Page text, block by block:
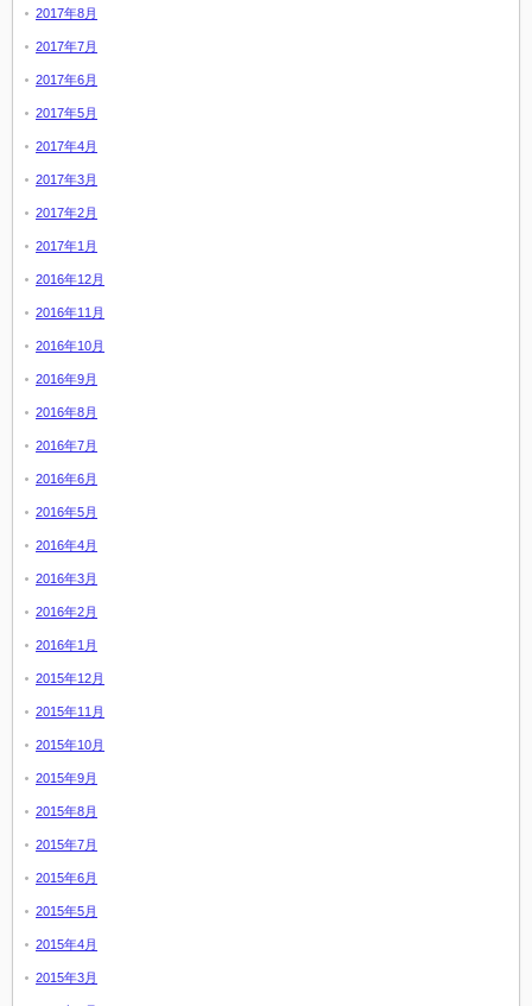
2017年8月
2017年7月
2017年6月
2017年5月
2017年4月
2017年3月
2017年2月
2017年1月
2016年12月
2016年11月
2016年10月
2016年9月
2016年8月
2016年7月
2016年6月
2016年5月
2016年4月
2016年3月
2016年2月
2016年1月
2015年12月
2015年11月
2015年10月
2015年9月
2015年8月
2015年7月
2015年6月
2015年5月
2015年4月
2015年3月